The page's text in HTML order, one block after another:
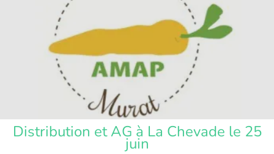
Distribution et AG à La Chevade le 25
juin